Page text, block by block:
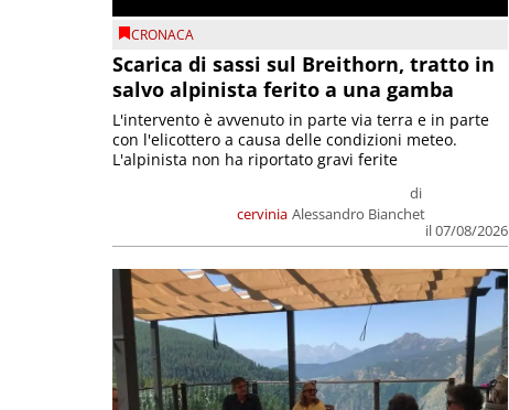
CRONACA
Scarica di sassi sul Breithorn, tratto in
salvo alpinista ferito a una gamba
cervinia
di
Alessandro Bianchet
il 07/08/2026
L'intervento è avvenuto in parte via terra e in parte
con l'elicottero a causa delle condizioni meteo.
L'alpinista non ha riportato gravi ferite